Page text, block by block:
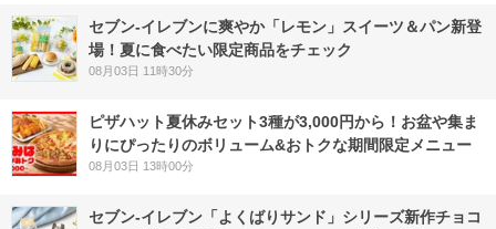
セブン‐イレブンに爽やか「レモン」スイーツ＆パン新登
場！夏に食べたい限定商品をチェック
08月03日 11時30分
ピザハット夏休みセット3種が3,000円から！お盆や集ま
りにぴったりのボリューム&おトクな期間限定メニュー
08月03日 13時00分
セブン‐イレブン「よくばりサンド」シリーズ新作チョコ